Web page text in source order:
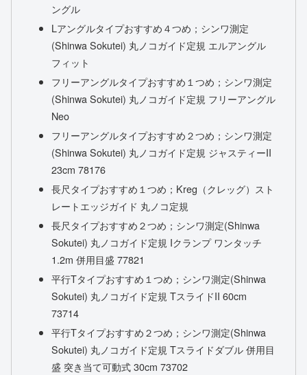
ングル
Lアングルタイプおすすめ４つめ；シンワ測定
(Shinwa Sokutei) 丸ノコガイド定規 エルアングル
フィット
フリーアングルタイプおすすめ１つめ；シンワ測定
(Shinwa Sokutei) 丸ノコガイド定規 フリーアングル
Neo
フリーアングルタイプおすすめ２つめ；シンワ測定
(Shinwa Sokutei) 丸ノコガイド定規 ジャスティーII
23cm 78176
長尺タイプおすすめ１つめ；Kreg（クレッグ）スト
レートエッジガイド 丸ノコ定規
長尺タイプおすすめ２つめ；シンワ測定(Shinwa
Sokutei) 丸ノコガイド定規 Iクランプ ワンタッチ
1.2m 併用目盛 77821
平行Tタイプおすすめ１つめ；シンワ測定(Shinwa
Sokutei) 丸ノコガイド定規 TスライドII 60cm
73714
平行Tタイプおすすめ２つめ；シンワ測定(Shinwa
Sokutei) 丸ノコガイド定規 Tスライドダブル 併用目
盛 突き当て可動式 30cm 73702